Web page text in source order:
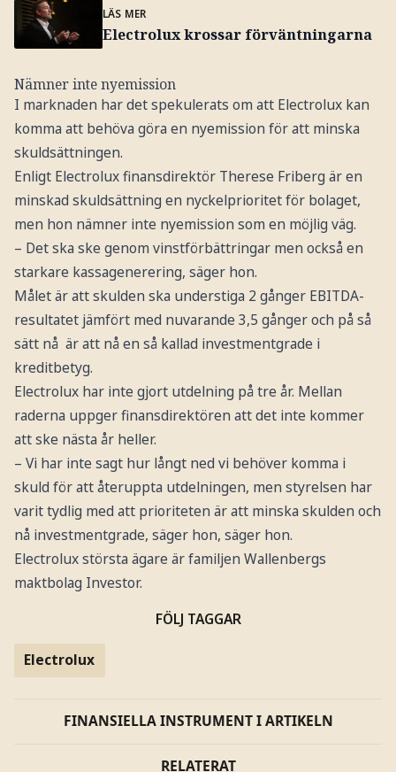
LÄS MER
Electrolux krossar förväntningarna
Nämner inte nyemission
I marknaden har det spekulerats om att Electrolux kan
komma att behöva göra en nyemission för att minska
skuldsättningen.
Enligt Electrolux finansdirektör Therese Friberg är en
minskad skuldsättning en nyckelprioritet för bolaget,
men hon nämner inte nyemission som en möjlig väg.
– Det ska ske genom vinstförbättringar men också en
starkare kassagenerering, säger hon.
Målet är att skulden ska understiga 2 gånger EBITDA-
resultatet jämfört med nuvarande 3,5 gånger och på så
sätt nå är att nå en så kallad investmentgrade i
kreditbetyg.
Electrolux har inte gjort utdelning på tre år. Mellan
raderna uppger finansdirektören att det inte kommer
att ske nästa år heller.
– Vi har inte sagt hur långt ned vi behöver komma i
skuld för att återuppta utdelningen, men styrelsen har
varit tydlig med att prioriteten är att minska skulden och
nå investmentgrade, säger hon, säger hon.
Electrolux största ägare är familjen Wallenbergs
maktbolag Investor.
FÖLJ TAGGAR
Electrolux
FINANSIELLA INSTRUMENT I ARTIKELN
RELATERAT